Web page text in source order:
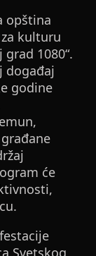
opština
kulturu
1080“.
događaj
godine
će